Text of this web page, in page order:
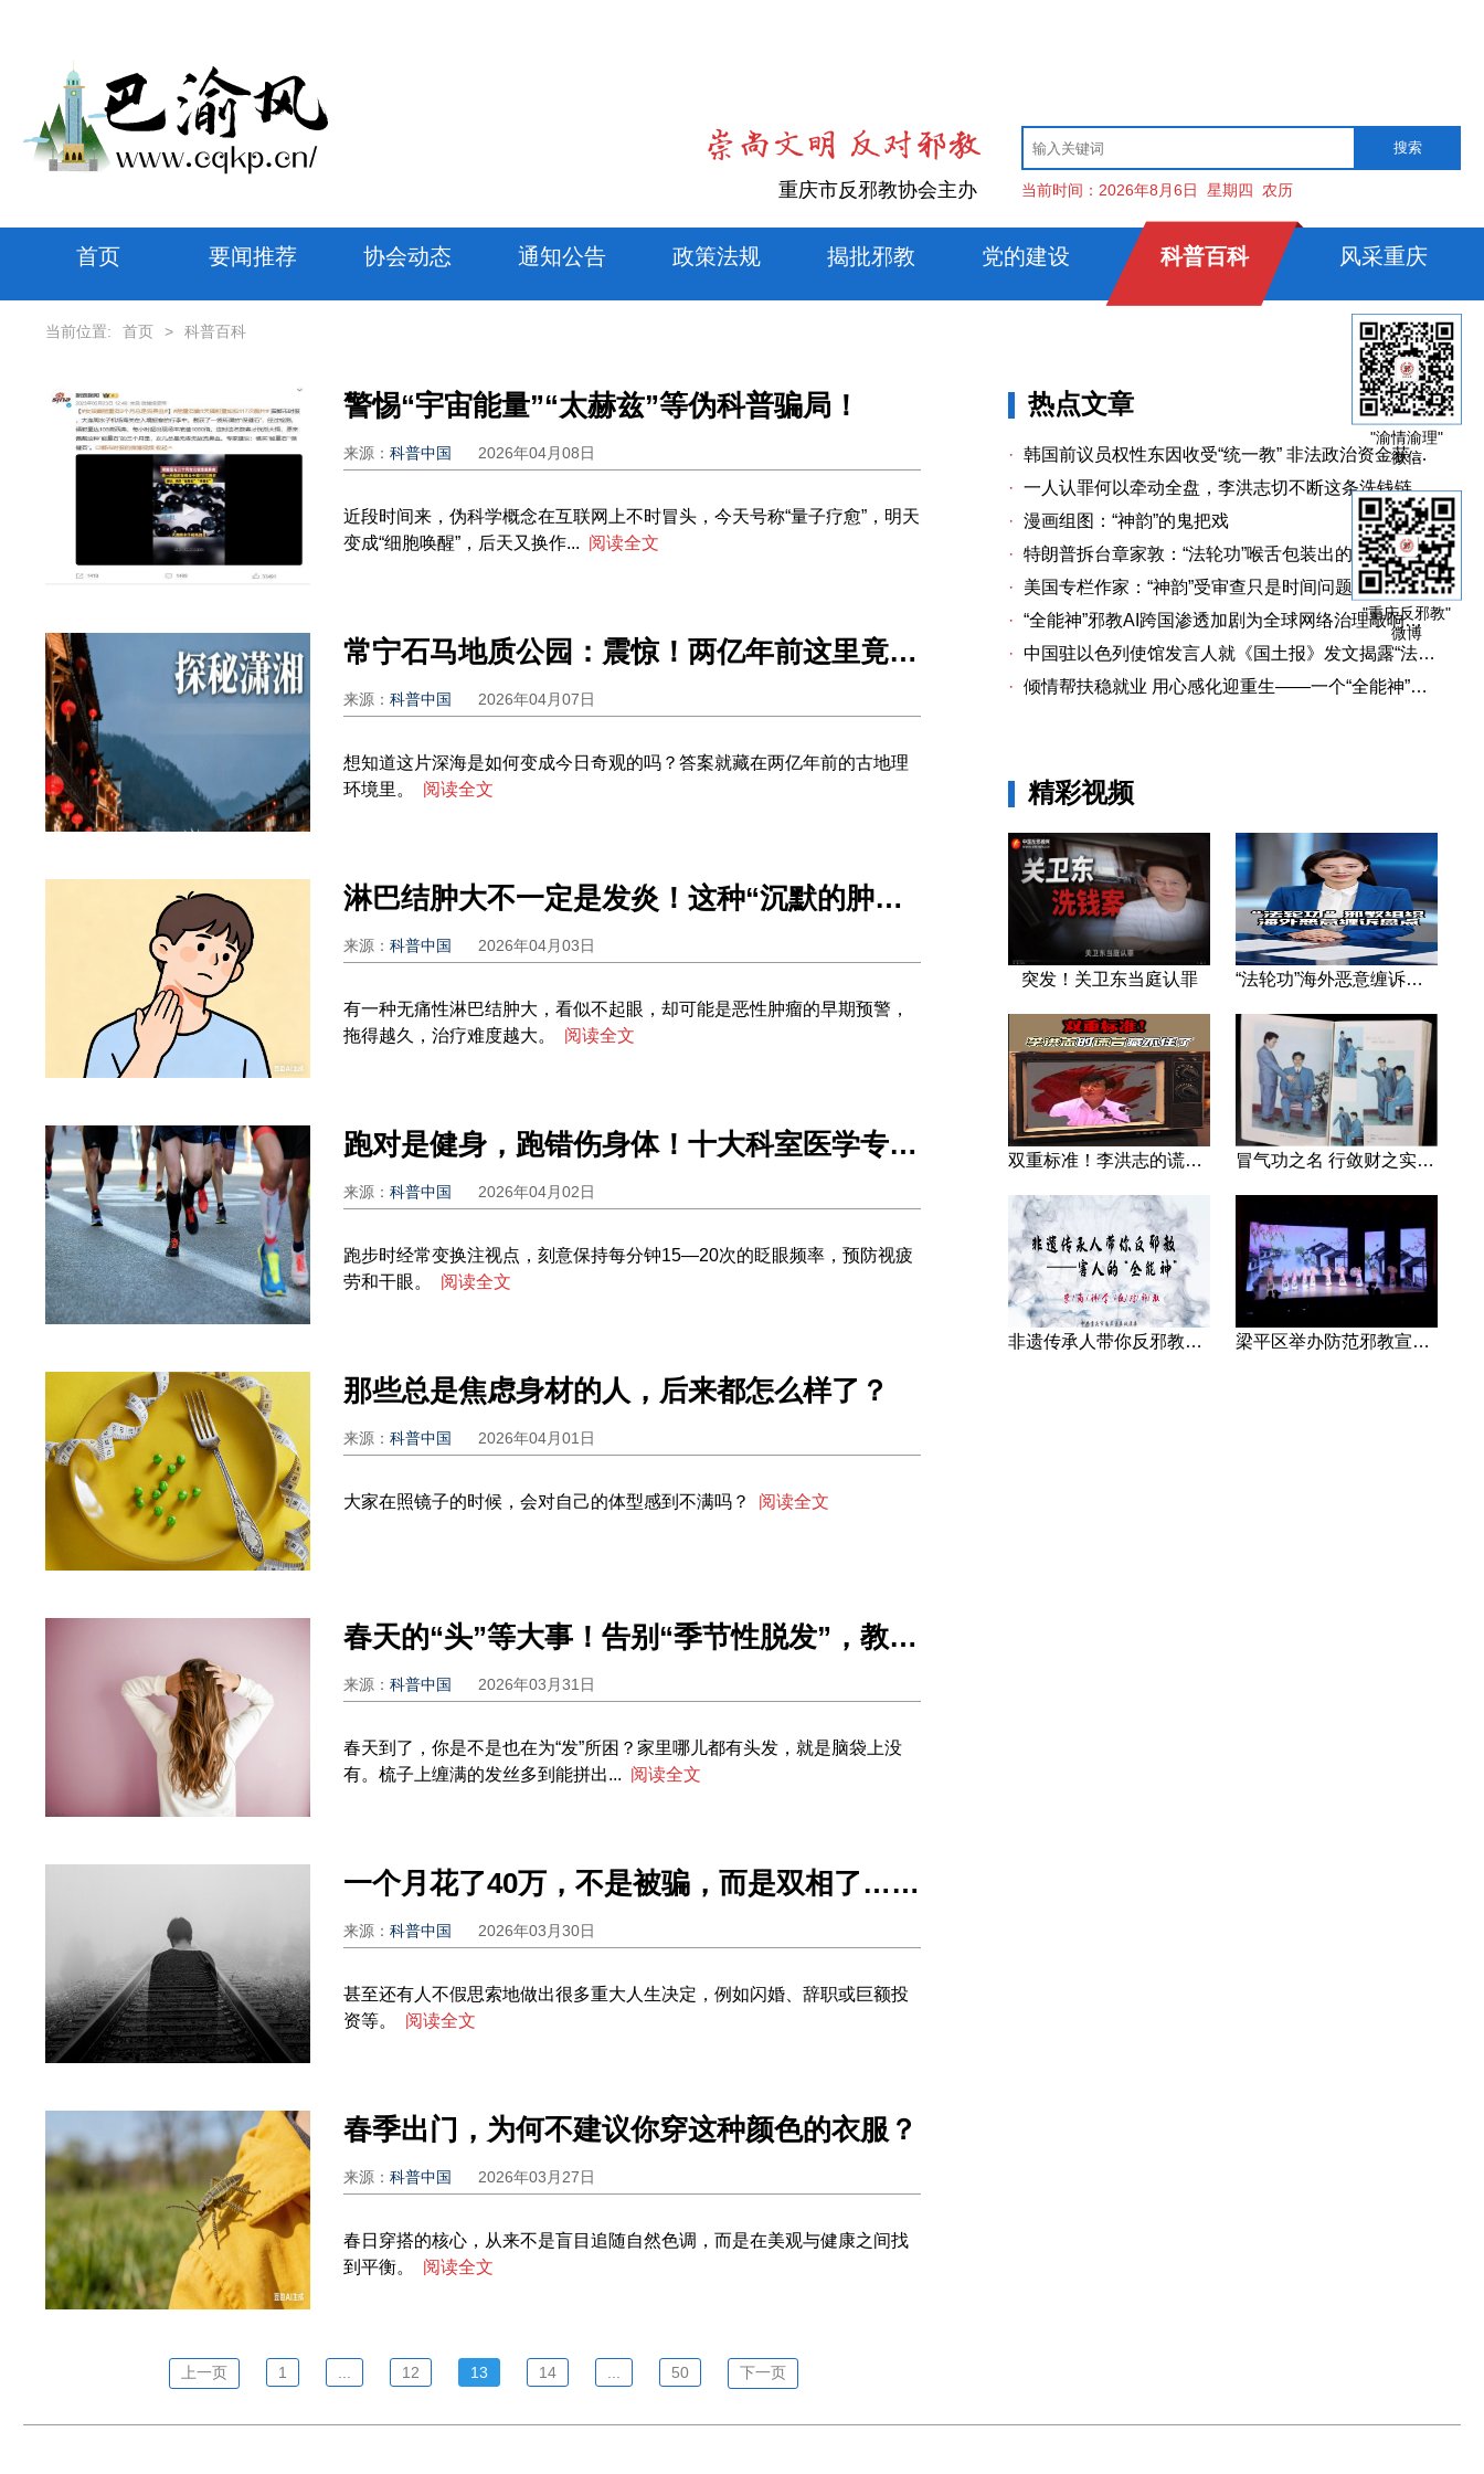
重庆市反邪教协会主办 当前时间： 2026年8月6日 星期四 农历
首页 要闻推荐 协会动态 通知公告 政策法规 揭批邪教 党的建设 科普百科 风采重庆
"渝情渝理"
微信
"重庆反邪教"
微博
当前位置: 首页 > 科普百科
警惕“宇宙能量”“太赫兹”等伪科普骗局！
来源： 科普中国 2026年04月08日
近段时间来，伪科学概念在互联网上不时冒头，今天号称“量子疗愈”，明天
变成“细胞唤醒”，后天又换作... 阅读全文
常宁石马地质公园：震惊！两亿年前这里竟是深海？
来源： 科普中国 2026年04月07日
想知道这片深海是如何变成今日奇观的吗？答案就藏在两亿年前的古地理
环境里。
阅读全文
淋巴结肿大不一定是发炎！这种“沉默的肿块”拖不得
来源： 科普中国 2026年04月03日
有一种无痛性淋巴结肿大，看似不起眼，却可能是恶性肿瘤的早期预警，
拖得越久，治疗难度越大。
阅读全文
跑对是健身，跑错伤身体！十大科室医学专家的跑步避坑指南
来源： 科普中国 2026年04月02日
跑步时经常变换注视点，刻意保持每分钟15—20次的眨眼频率，预防视疲
劳和干眼。
阅读全文
那些总是焦虑身材的人，后来都怎么样了？
来源： 科普中国 2026年04月01日
大家在照镜子的时候，会对自己的体型感到不满吗？ 阅读全文
春天的“头”等大事！告别“季节性脱发”，教你4招稳住发际线
来源： 科普中国 2026年03月31日
春天到了，你是不是也在为“发”所困？家里哪儿都有头发，就是脑袋上没
有。梳子上缠满的发丝多到能拼出... 阅读全文
一个月花了40万，不是被骗，而是双相了……
来源： 科普中国 2026年03月30日
甚至还有人不假思索地做出很多重大人生决定，例如闪婚、辞职或巨额投
资等。
阅读全文
春季出门，为何不建议你穿这种颜色的衣服？
来源： 科普中国 2026年03月27日
春日穿搭的核心，从来不是盲目追随自然色调，而是在美观与健康之间找
到平衡。
阅读全文
上一页 1 12 13 14 50 下一页
热点文章
· 韩国前议员权性东因收受“统一教” 非法政治资金获刑两年
· 一人认罪何以牵动全盘，李洪志切不断这条洗钱链
· 漫画组图：“神韵”的鬼把戏
· 特朗普拆台章家敦：“法轮功”喉舌包装出的“中国专家”
·
美国专栏作家：“神韵”受审查只是时间问题关卫东认罪牵出与《大纪元时报》资金链条
· “全能神”邪教AI跨国渗透加剧为全球网络治理敲响警钟
· 中国驻以色列使馆发言人就《国土报》发文揭露“法轮功”邪教本质答记者问
· 倾情帮扶稳就业 用心感化迎重生——一个“全能神”人员的重生
精彩视频
突发！关卫东当庭认罪 “法轮功”海外恶意缠诉盘点
双重标准！李洪志的谎言藏不住了 冒气功之名 行敛财之实 张宏堡义女“小倩”团伙覆灭记
非遗传承人带你反邪教—害人的“全能神” 梁平区举办防范邪教宣传专场文艺演出